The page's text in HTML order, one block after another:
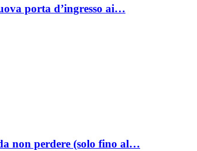
porta d’ingresso ai…
non perdere (solo fino al…